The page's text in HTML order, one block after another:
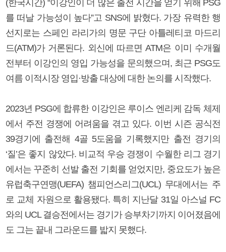
(한국시간) “이강인이 더 많은 출전 시간을 얻기 위해 PSG
를 떠날 가능성이 높다”고 SNS에 밝혔다. 가장 유력한 행
선지로는 스페인 라리가의 명문 구단 아틀레티코 마드리
드(ATM)가 거론된다. 외신에 따르면 ATM은 이미 수개월
전부터 이강인의 영입 가능성을 문의했으며, 최근 PSG도
여름 이적시장 영입·방출 대상에 대한 논의를 시작했다.
2023년 PSG에 합류한 이강인은 루이스 엔리케 감독 체제
에서 주전 경쟁에 어려움을 겪고 있다. 이번 시즌 공식전
39경기에 출전해 4골 5도움을 기록했지만 출전 경기의
‘질’은 좋지 않았다. 비교적 우승 경쟁이 수월한 리그 경기
에서는 꾸준히 선발 출전 기회를 얻었지만, 중요도가 높은
유럽축구연맹(UEFA) 챔피언스리그(UCL) 무대에서는 주
로 교체 자원으로 활용됐다. 특히 지난달 31일 아스널 FC
와의 UCL 결승전에서는 경기가 승부차기까지 이어졌음에
도 그는 끝내 그라운드를 밟지 못했다.